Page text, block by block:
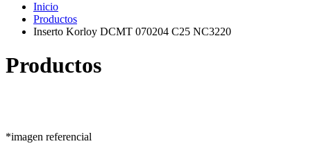
Inicio
Productos
Inserto Korloy DCMT 070204 C25 NC3220
Productos
*imagen referencial